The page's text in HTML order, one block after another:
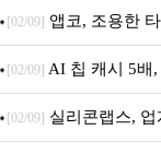
특집(1-4편)
[02/09] 앱코, 조용한
우스 세트 'KM580'
[02/09] AI 칩 캐시 5배
표
[02/09] 실리콘랩스,